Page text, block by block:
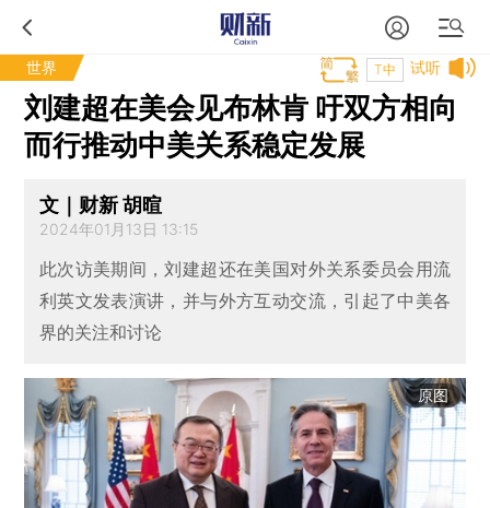
世界 试听
T中
刘建超在美会见布林肯 吁双方相向
而行推动中美关系稳定发展
文｜财新 胡暄
2024年01月13日 13:15
此次访美期间，刘建超还在美国对外关系委员会用流
利英文发表演讲，并与外方互动交流，引起了中美各
界的关注和讨论
原图